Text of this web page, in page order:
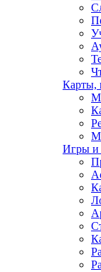
Карты,
Игры и